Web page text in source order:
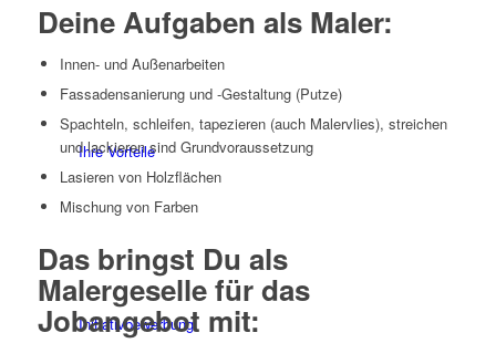
Ihre Vorteile
Initiativbewerbung
Deine Aufgaben als Maler:
Innen- und Außenarbeiten
Fassadensanierung und -Gestaltung (Putze)
Spachteln, schleifen, tapezieren (auch Malervlies), streichen
und lackieren sind Grundvoraussetzung
Lasieren von Holzflächen
Mischung von Farben
Das bringst Du als
Malergeselle für das
Jobangebot mit: